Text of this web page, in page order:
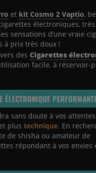
et kit Cosmo 2 Vaptio,
électroniques,
sensations d’une vraie
à prix très doux !
desCigarettes
facile, à réservoir-
ÉLECTRONIQUE
sans doute à vos
et plustechnique. En
de shisha ou amateur de
répondant à vos envies